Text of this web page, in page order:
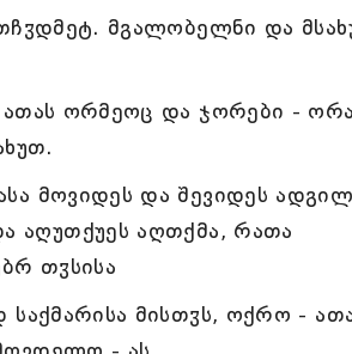
მგალობელნი და
ორმეოც და ჯორები -
მოვიდეს და შევიდეს
აღუთქუეს აღთქმა, რათა
თჳსისა
საქმარისა მისთჳს, ოქრო -